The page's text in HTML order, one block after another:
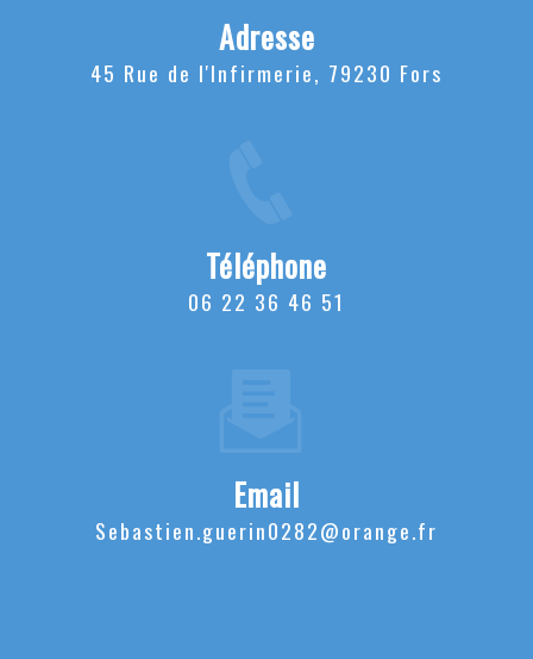
Adresse
45 Rue de l'Infirmerie, 79230 Fors
Téléphone
06 22 36 46 51
Email
sebastien.guerin0282@orange.fr